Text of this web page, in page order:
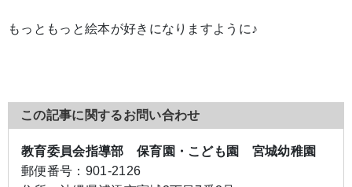
もっともっと絵本が好きになりますように♪
この記事に関するお問い合わせ
教育委員会指導部 保育園・こども園 宮城幼稚園
郵便番号： 901-2126